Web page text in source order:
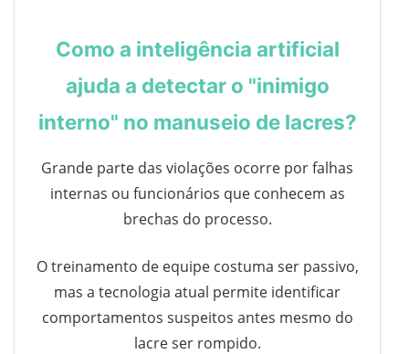
Como a inteligência artificial
ajuda a detectar o "inimigo
interno" no manuseio de lacres?
Grande parte das violações ocorre por falhas
internas ou funcionários que conhecem as
brechas do processo.
O treinamento de equipe costuma ser passivo,
mas a tecnologia atual permite identificar
comportamentos suspeitos antes mesmo do
lacre ser rompido.